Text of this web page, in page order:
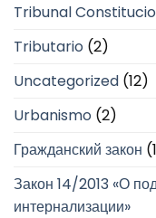
Tribunal
Tributario (2)
Uncategorized (12)
Urbanismo (2)
Гражданский закон
Закон 14/2013 «О
интернализации»